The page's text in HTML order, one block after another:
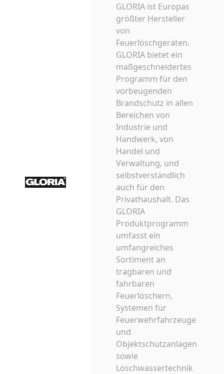
GLORIA ist Europas
größter Hersteller
von
Feuerlöschgeräten.
GLORIA bietet ein
maßgeschneidertes
Programm für den
vorbeugenden
Brandschutz in allen
Bereichen von
Industrie und
Handwerk, von
Handel und
Verwaltung, und
selbstverständlich
auch für den
Privathaushalt. Das
GLORIA
Produktprogramm
umfasst ein
umfangreiches
Sortiment an
tragbaren und
fahrbaren
Feuerlöschern,
Systemen für
Feuerwehrfahrzeuge
und
Objektschutzanlagen
sowie
Löschwassertechnik